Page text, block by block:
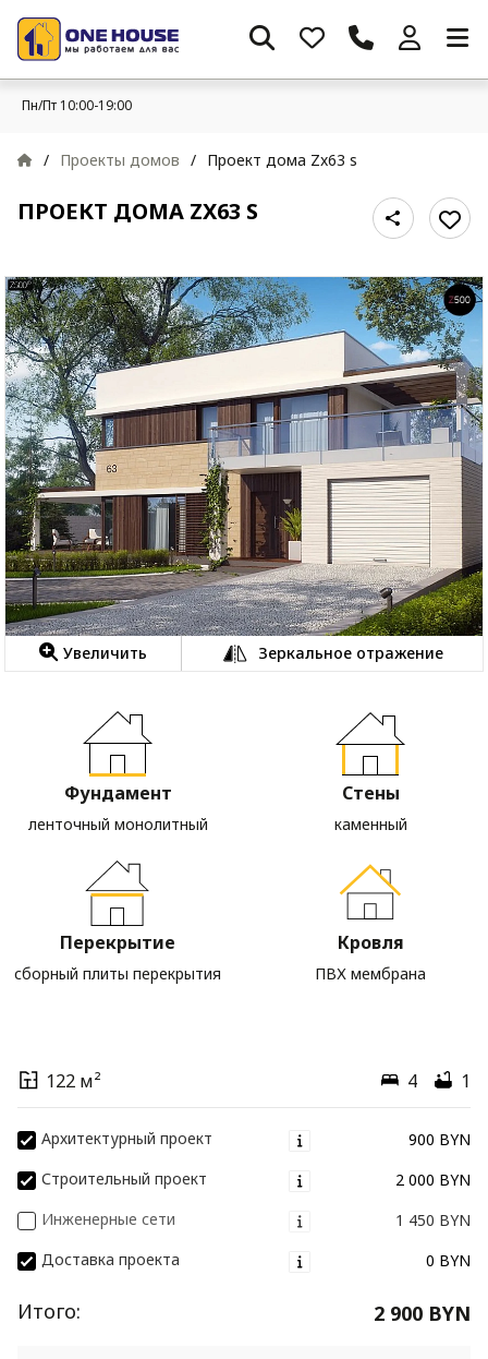
Пн/Пт 10:00-19:00
/ Проекты домов / Проект дома Zx63 s
ПРОЕКТ ДОМА ZX63 S
Увеличить Зеркальное отражение
Фундамент
ленточный монолитный
Стены
каменный
Перекрытие
сборный плиты перекрытия
Кровля
ПВХ мембрана
122 м² 4 1
Архитектурный проект
900 BYN
Строительный проект
2 000 BYN
Инженерные сети
1 450 BYN
Доставка проекта
0 BYN
Итого: 2 900 BYN